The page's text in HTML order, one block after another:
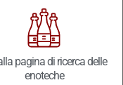
pagina di ricerca delle
enoteche